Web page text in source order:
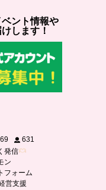
ント情報や
します！
631
発信
ン
フォーム
営支援